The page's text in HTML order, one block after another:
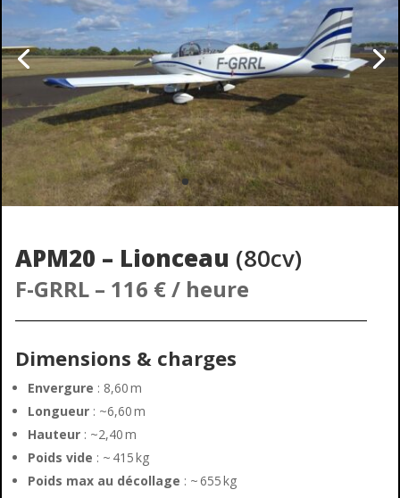
APM20 – Lionceau (80cv)
F-GRRL – 116 € / heure
Dimensions & charges
Envergure : 8,60 m
Longueur : ~6,60 m
Hauteur : ~2,40 m
Poids vide : ~ 415 kg
Poids max au décollage : ~ 655 kg